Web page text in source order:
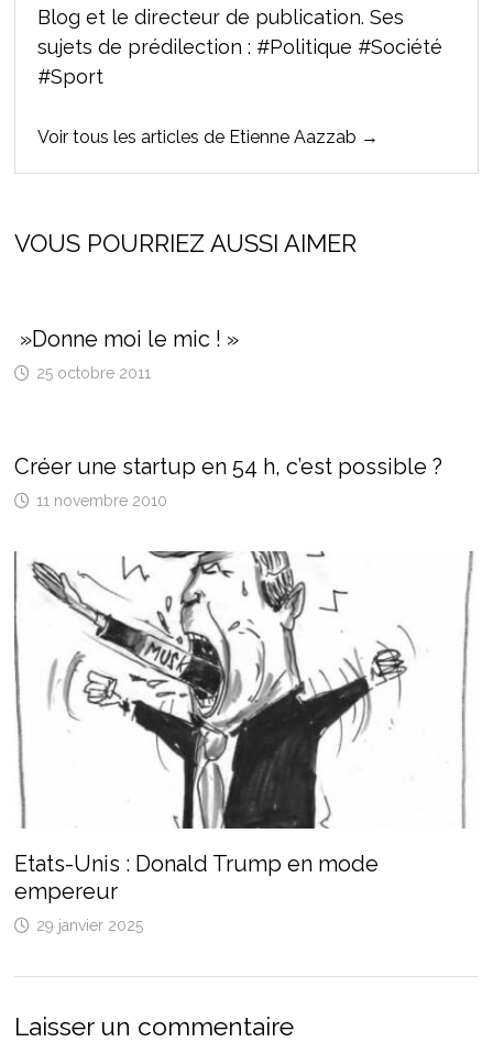
Blog et le directeur de publication. Ses
sujets de prédilection : #Politique #Société
#Sport
Voir tous les articles de Etienne Aazzab →
VOUS POURRIEZ AUSSI AIMER
»Donne moi le mic ! »
25 octobre 2011
Créer une startup en 54 h, c’est possible ?
11 novembre 2010
Etats-Unis : Donald Trump en mode
empereur
29 janvier 2025
Laisser un commentaire